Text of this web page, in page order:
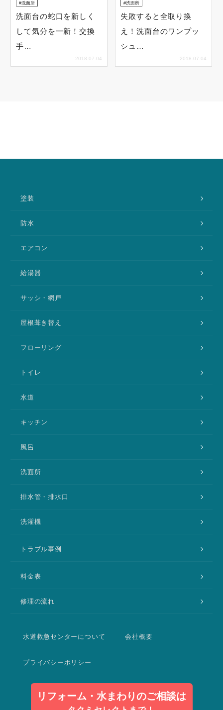
洗面所
洗面台の蛇口を新しく
して気分を一新！交換
手…
2018.07.04
洗面所
失敗すると全取り換
え！洗面台のワンプッ
シュ…
2018.07.04
塗装
防水
エアコン
給湯器
サッシ・網戸
屋根葺き替え
フローリング
トイレ
水道
キッチン
風呂
洗面所
排水管・排水口
洗濯機
トラブル事例
料金表
修理の流れ
水道救急センターについて 会社概要
プライバシーポリシー
リフォーム・水まわりのご相談は